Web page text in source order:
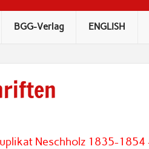
BGG-Verlag ENGLISH
Neschholz 1835-1854